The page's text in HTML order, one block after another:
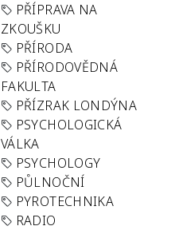
PŘÍPRAVA NA
ZKOUŠKU
PŘÍRODA
PŘÍRODOVĚDNÁ
FAKULTA
PŘÍZRAK LONDÝNA
PSYCHOLOGICKÁ
VÁLKA
PSYCHOLOGY
PŮLNOČNÍ
PYROTECHNIKA
RADIO